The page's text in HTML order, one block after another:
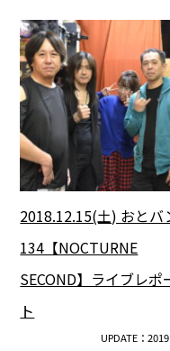
2018.12.15(土) おとバ
134【NOCTURNE
SECOND】ライブレポ
ト
UPDATE：